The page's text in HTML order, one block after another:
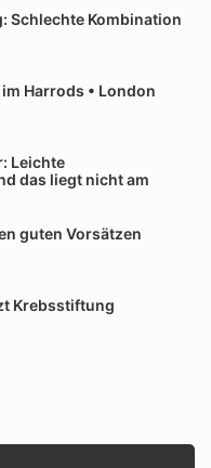
Schlechte Kombination
Harrods • London
Leichte
das liegt nicht am
guten Vorsätzen
Krebsstiftung